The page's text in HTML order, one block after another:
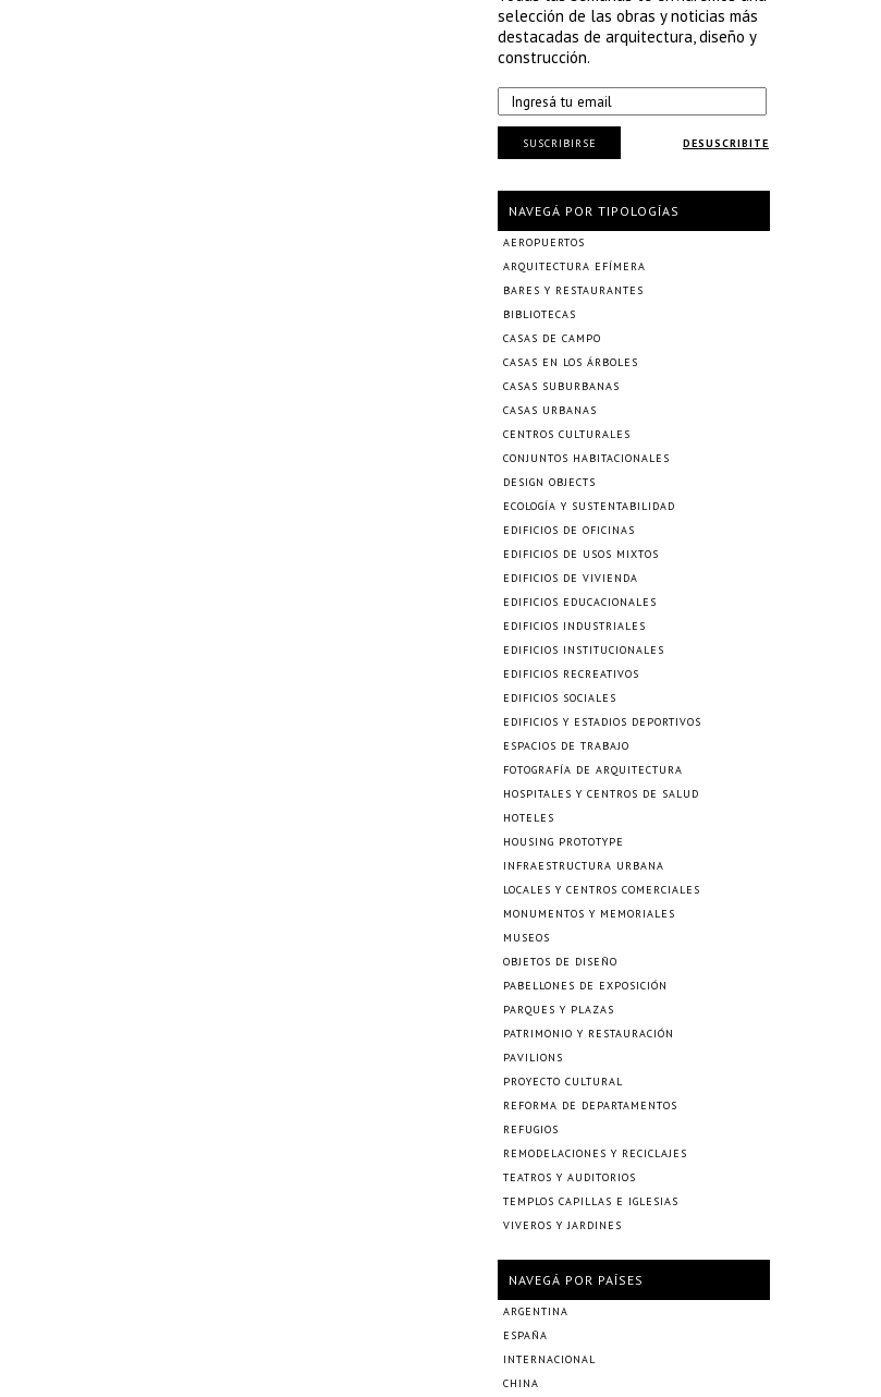
selección de las obras y noticias más
destacadas de arquitectura, diseño y
construcción.
DESUSCRIBITE
SUSCRIBIRSE
NAVEGÁ POR TIPOLOGÍAS
AEROPUERTOS
ARQUITECTURA EFÍMERA
BARES Y RESTAURANTES
BIBLIOTECAS
CASAS DE CAMPO
CASAS EN LOS ÁRBOLES
CASAS SUBURBANAS
CASAS URBANAS
CENTROS CULTURALES
CONJUNTOS HABITACIONALES
DESIGN OBJECTS
ECOLOGÍA Y SUSTENTABILIDAD
EDIFICIOS DE OFICINAS
EDIFICIOS DE USOS MIXTOS
EDIFICIOS DE VIVIENDA
EDIFICIOS EDUCACIONALES
EDIFICIOS INDUSTRIALES
EDIFICIOS INSTITUCIONALES
EDIFICIOS RECREATIVOS
EDIFICIOS SOCIALES
EDIFICIOS Y ESTADIOS DEPORTIVOS
ESPACIOS DE TRABAJO
FOTOGRAFÍA DE ARQUITECTURA
HOSPITALES Y CENTROS DE SALUD
HOTELES
HOUSING PROTOTYPE
INFRAESTRUCTURA URBANA
LOCALES Y CENTROS COMERCIALES
MONUMENTOS Y MEMORIALES
MUSEOS
OBJETOS DE DISEÑO
PABELLONES DE EXPOSICIÓN
PARQUES Y PLAZAS
PATRIMONIO Y RESTAURACIÓN
PAVILIONS
PROYECTO CULTURAL
REFORMA DE DEPARTAMENTOS
REFUGIOS
REMODELACIONES Y RECICLAJES
TEATROS Y AUDITORIOS
TEMPLOS CAPILLAS E IGLESIAS
VIVEROS Y JARDINES
NAVEGÁ POR PAÍSES
ARGENTINA
ESPAÑA
INTERNACIONAL
CHINA